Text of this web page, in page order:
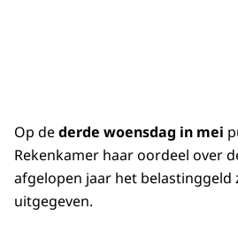
Op dederde woensdag in mei
Rekenkamer haar oordeel over
afgelopen jaar het belastinggeld
uitgegeven.